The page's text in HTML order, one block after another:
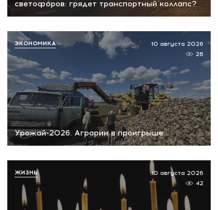
светофоров: грядет транспортный коллапс?
Урожай-2026. Аграрии в проигрыше...
10 августа 2026
26
ЭКОНОМИКА
10 августа 2026
42
ЖИЗНЬ